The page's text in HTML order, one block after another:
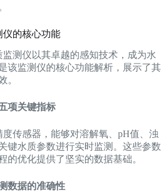
仪的核心功能
测仪以其卓越的感知技术，成为水
该监测仪的核心功能解析，展示了其
。
项关键指标
传感器，能够对溶解氧、pH值、浊
键水质参数进行实时监测。这些参数
的优化提供了坚实的数据基础。
数据的准确性